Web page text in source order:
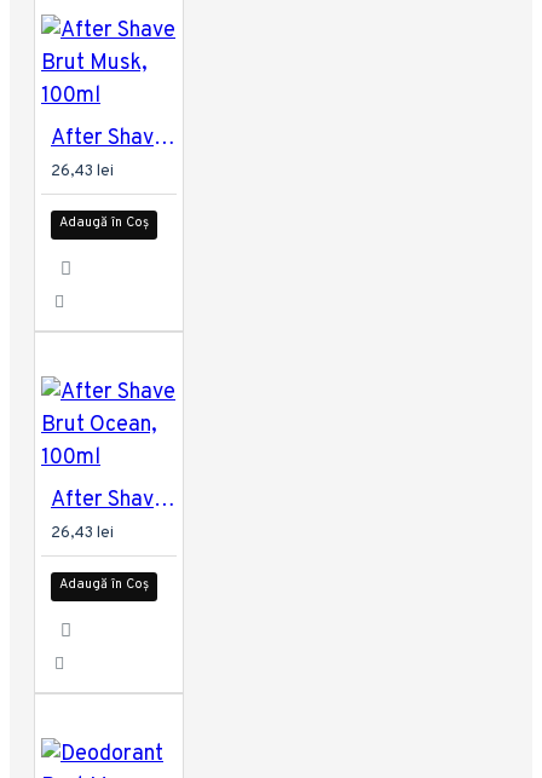
After Shave Brut Musk, 100ml
26,43 lei
Adaugă în Coș
After Shave Brut Ocean, 100ml
26,43 lei
Adaugă în Coș